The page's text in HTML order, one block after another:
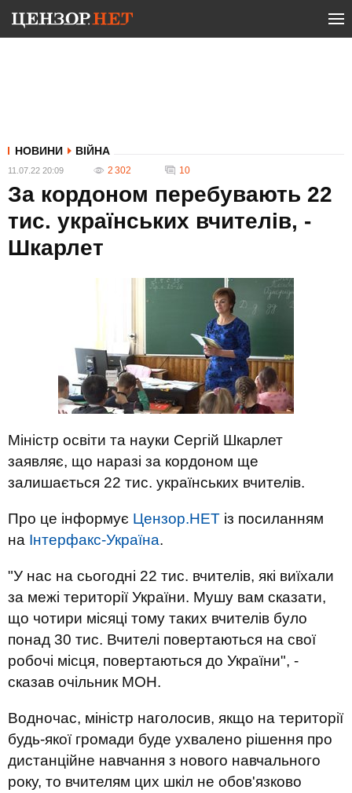
НОВИНИ ВІЙНА
11.07.22 20:09 2 302 10
За кордоном перебувають 22
тис. українських вчителів, -
Шкарлет
Міністр освіти та науки Сергій Шкарлет
заявляє, що наразі за кордоном ще
залишається 22 тис. українських вчителів.
Про це інформує Цензор.НЕТ із посиланням
на Інтерфакс-Україна.
"У нас на сьогодні 22 тис. вчителів, які виїхали
за межі території України. Мушу вам сказати,
що чотири місяці тому таких вчителів було
понад 30 тис. Вчителі повертаються на свої
робочі місця, повертаються до України", -
сказав очільник МОН.
Водночас, міністр наголосив, якщо на території
будь-якої громади буде ухвалено рішення про
дистанційне навчання з нового навчального
року, то вчителям цих шкіл не обов'язково